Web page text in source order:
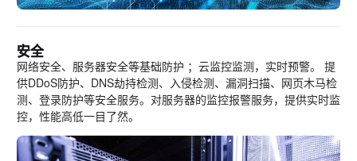
安全
网络安全、服务器安全等基础防护 ；云监控监测，实时预警。 提
供DDoS防护、DNS劫持检测、入侵检测、漏洞扫描、网页木马检
测、登录防护等安全服务。对服务器的监控报警服务，提供实时监
控，性能高低一目了然。